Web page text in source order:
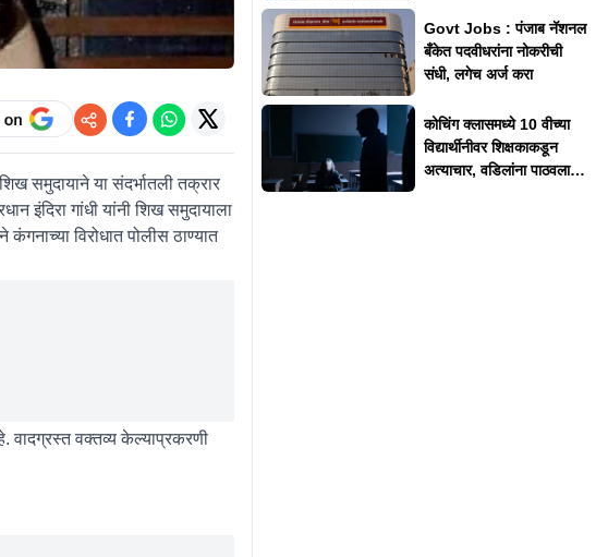
समुदायाने या संदर्भातली तक्रार
इंदिरा गांधी यांनी शिख समुदायाला
विरोधात पोलीस ठाण्यात
वादग्रस्त वक्तव्य केल्याप्रकरणी
Govt Jobs : पंजाब नॅशनल
बँकेत पदवीधरांना नोकरीची
संधी, लगेच अर्ज करा
कोचिंग क्लासमध्ये 10 वीच्या
विद्यार्थीनीवर शिक्षकाकडून
अत्याचार, वडिलांना पाठवला